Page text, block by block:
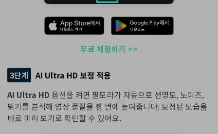
무료 체험하기 >>
3단계
AI Ultra HD 보정 적용
AI Ultra HD 옵션을 켜면 필모라가 자동으로 선명도, 노이즈,
밝기를 분석해 영상 품질을 한 번에 높여줍니다. 보정된 모습을
바로 미리 보기로 확인할 수 있어요.